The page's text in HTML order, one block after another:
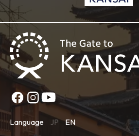
Language JP EN